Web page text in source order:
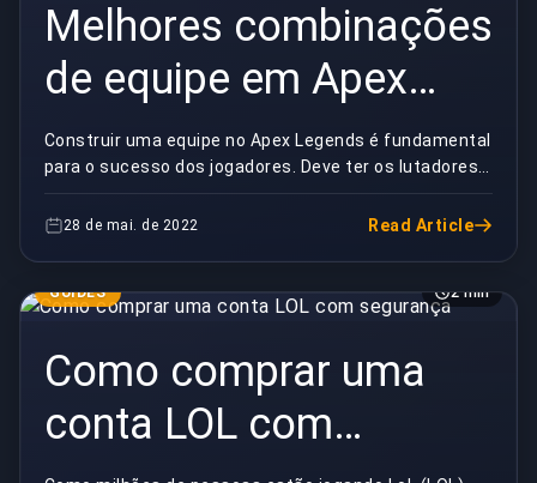
Melhores combinações
de equipe em Apex
Legends
Construir uma equipe no Apex Legends é fundamental
para o sucesso dos jogadores. Deve ter os lutadores,
caçadores e trapaceiros certos também. Então, ...
28 de mai. de 2022 Read Article
GUIDES 2 min
Como comprar uma
conta LOL com